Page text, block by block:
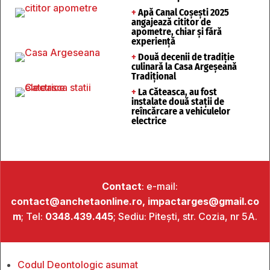
+ Apă Canal Coșești 2025
angajează cititor de
apometre, chiar și fără
experiență
+ Două decenii de tradiție
culinară la Casa Argeșeană
Tradițional
+ La Căteasca, au fost
instalate două stații de
reîncărcare a vehiculelor
electrice
Contact: e-mail:
contact@anchetaonline.ro, impactarges@gmail.co
m; Tel: 0348.439.445; Sediu: Pitești, str. Cozia, nr 5A.
Codul Deontologic asumat